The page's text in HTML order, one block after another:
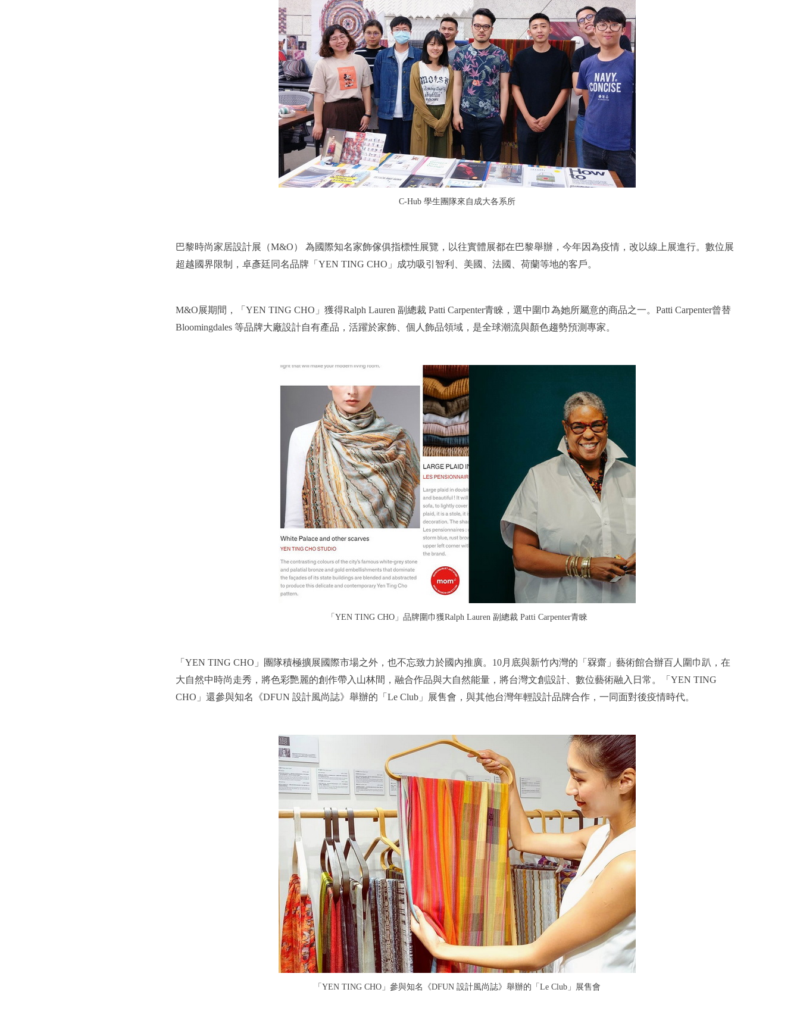
C-Hub 學生團隊來自成大各系所
巴黎時尚家居設計展（M&O） 為國際知名家飾傢俱指標性展覽，以往實體展都在巴黎舉辦，今年因為疫情，改以線上展進行。數位展
超越國界限制，卓彥廷同名品牌「YEN TING CHO」成功吸引智利、美國、法國、荷蘭等地的客戶。
M&O展期間，「YEN TING CHO」獲得Ralph Lauren 副總裁 Patti Carpenter青睞，選中圍巾為她所屬意的商品之一。Patti Carpenter曾替
Bloomingdales 等品牌大廠設計自有產品，活躍於家飾、個人飾品領域，是全球潮流與顏色趨勢預測專家。
「YEN TING CHO」品牌圍巾獲Ralph Lauren 副總裁 Patti Carpenter青睞
「YEN TING CHO」團隊積極擴展國際市場之外，也不忘致力於國內推廣。10月底與新竹內灣的「槑齋」藝術館合辦百人圍巾趴，在
大自然中時尚走秀，將色彩艷麗的創作帶入山林間，融合作品與大自然能量，將台灣文創設計、數位藝術融入日常。「YEN TING
CHO」還參與知名《DFUN 設計風尚誌》舉辦的「Le Club」展售會，與其他台灣年輕設計品牌合作，一同面對後疫情時代。
「YEN TING CHO」參與知名《DFUN 設計風尚誌》舉辦的「Le Club」展售會